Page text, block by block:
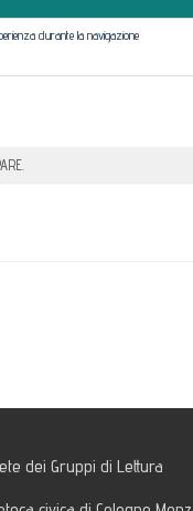
dei Gruppi di Lettura
durante la navigazione